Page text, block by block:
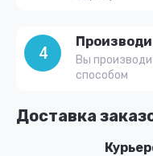
Доставка
4
Вы
способом